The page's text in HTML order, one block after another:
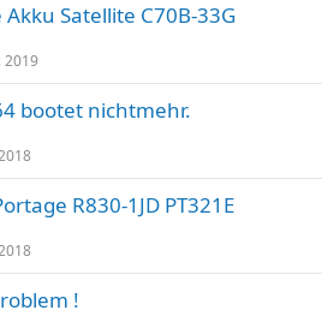
Satellite C70B-33G
2019
bootet nichtmehr.
R830-1JD PT321E
!